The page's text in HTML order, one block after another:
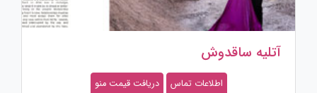
باغ تالار دلشاد
اطلاعات تماس دریافت قیمت منو